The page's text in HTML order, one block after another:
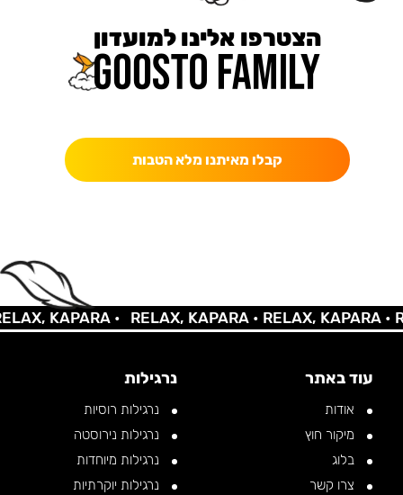
הצטרפו אלינו למועדון
קבלו מאיתנו מלא הטבות
KAPARA • RELAX, KAPARA •RELAX, KAPARA •
עוד באתר
אודות
מיקור חוץ
בלוג
צרו קשר
נרגילות
נרגילות רוסיות
נרגילות נירוסטה
נרגילות מיוחדות
נרגילות יוקרתיות